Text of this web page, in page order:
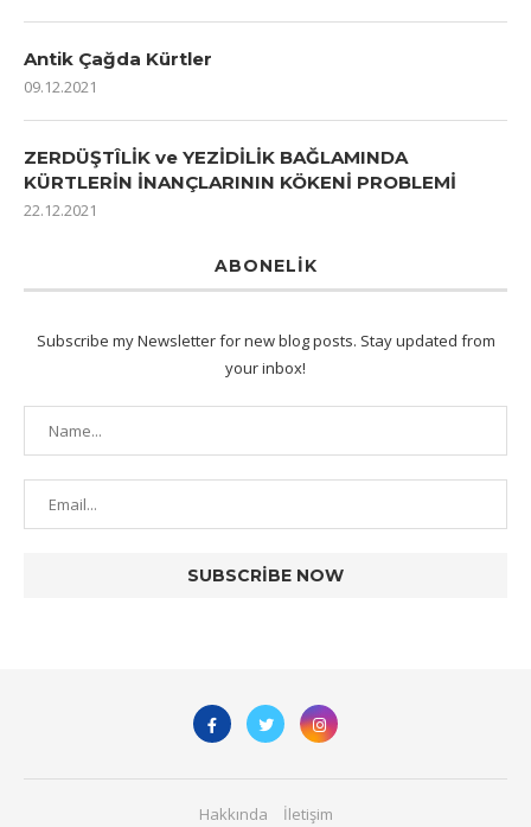
Antik Çağda Kürtler
09.12.2021
ZERDÜŞTÎLİK ve YEZİDİLİK BAĞLAMINDA
KÜRTLERİN İNANÇLARININ KÖKENİ PROBLEMİ
22.12.2021
ABONELIK
Subscribe my Newsletter for new blog posts. Stay updated from
your inbox!
Hakkında İletişim